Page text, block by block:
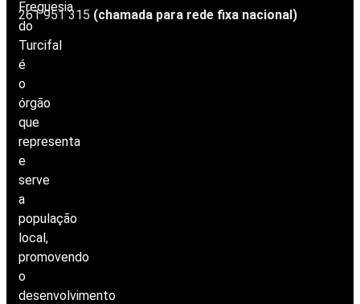
Freguesia
do
Turcifal
é
o
órgão
que
representa
e
serve
a
população
local,
promovendo
o
desenvolvimento
261 951 315 (chamada para rede fixa nacional)